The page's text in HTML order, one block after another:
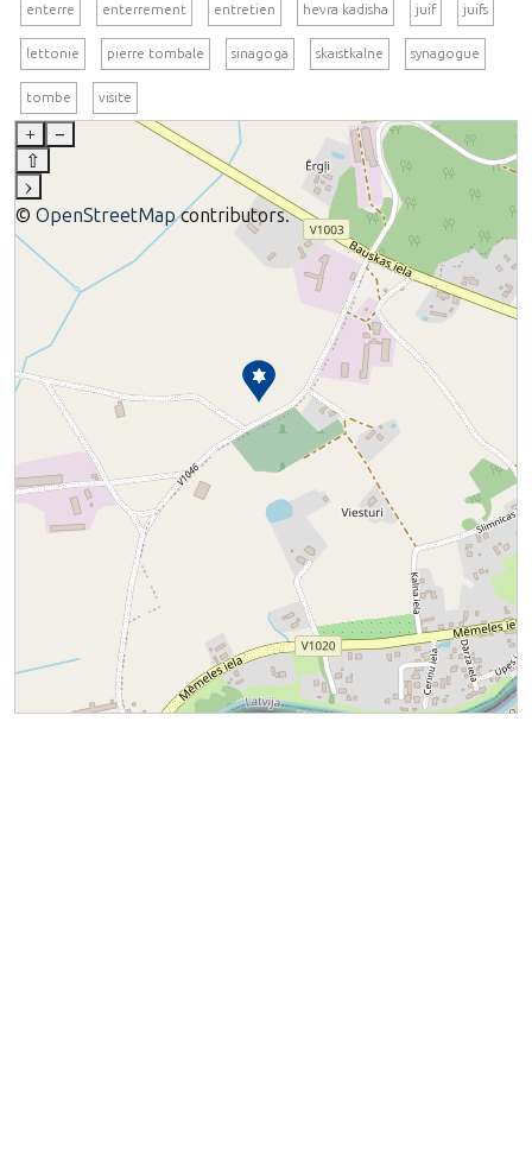
enterre enterrement entretien hevra kadisha juif juifs
lettonie pierre tombale sinagoga skaistkalne synagogue
tombe visite
+
–
⇧
›
© OpenStreetMapcontributors.